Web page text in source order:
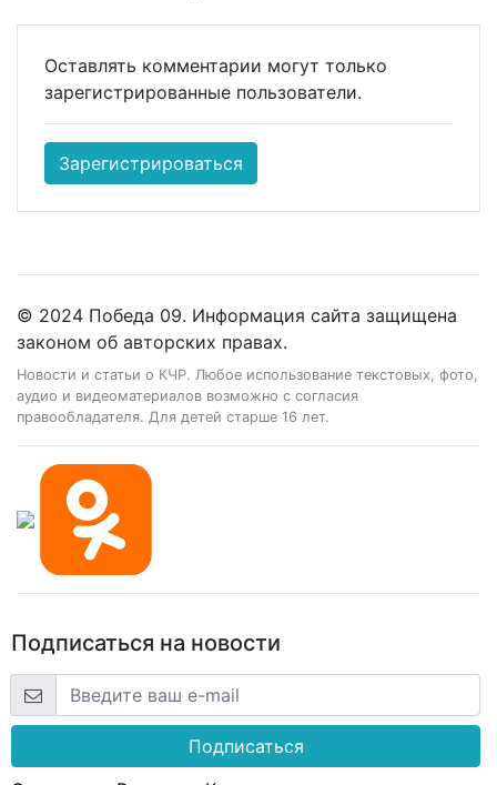
Оставлять комментарии могут только
зарегистрированные пользователи.
Зарегистрироваться
© 2024 Победа 09. Информация сайта защищена
законом об авторских правах.
Новости и статьи о КЧР. Любое использование текстовых, фото,
аудио и видеоматериалов возможно с согласия
правообладателя. Для детей старше 16 лет.
Подписаться на новости
Подписаться